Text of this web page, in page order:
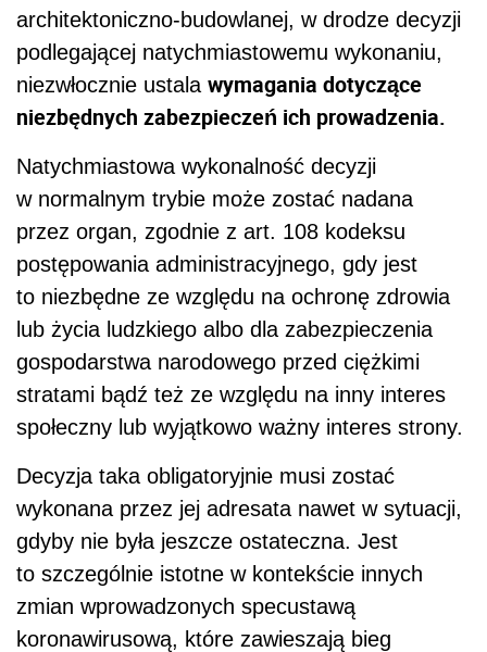
architektoniczno-budowlanej, w drodze decyzji
podlegającej natychmiastowemu wykonaniu,
niezwłocznie ustala wymagania dotyczące
niezbędnych zabezpieczeń ich prowadzenia.
Natychmiastowa wykonalność decyzji
w normalnym trybie może zostać nadana
przez organ, zgodnie z art. 108 kodeksu
postępowania administracyjnego, gdy jest
to niezbędne ze względu na ochronę zdrowia
lub życia ludzkiego albo dla zabezpieczenia
gospodarstwa narodowego przed ciężkimi
stratami bądź też ze względu na inny interes
społeczny lub wyjątkowo ważny interes strony.
Decyzja taka obligatoryjnie musi zostać
wykonana przez jej adresata nawet w sytuacji,
gdyby nie była jeszcze ostateczna. Jest
to szczególnie istotne w kontekście innych
zmian wprowadzonych specustawą
koronawirusową, które zawieszają bieg